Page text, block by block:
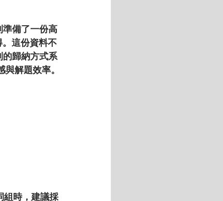
準備了一份高
這份資料不
的歸納方式系
解題效率。
組 時，建議採